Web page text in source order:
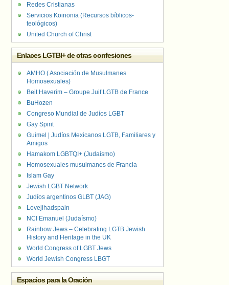
Redes Cristianas
Servicios Koinonia (Recursos bíblicos-
teológicos)
United Church of Christ
Enlaces LGTBI+ de otras confesiones
AMHO ( Asociación de Musulmanes
Homosexuales)
Beit Haverim – Groupe Juif LGTB de France
BuHozen
Congreso Mundial de Judíos LGBT
Gay Spirit
Guimel | Judíos Mexicanos LGTB, Familiares y
Amigos
Hamakom LGBTQI+ (Judaísmo)
Homosexuales musulmanes de Francia
Islam Gay
Jewish LGBT Network
Judíos argentinos GLBT (JAG)
Lovejihadspain
NCI Emanuel (Judaísmo)
Rainbow Jews – Celebrating LGTB Jewish
History and Heritage in the UK
World Congress of LGBT Jews
World Jewish Congress LBGT
Espacios para la Oración